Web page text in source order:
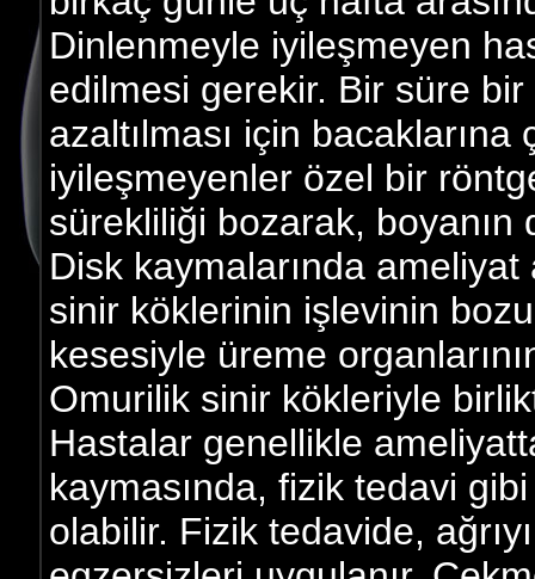
Dinlenmeyle iyileşmeyen
edilmesi gerekir. Bir süre bir
azaltılması için
iyileşmeyenler özel bir
sürekliliği bozarak, boyanın
Disk kaymalarında
sinir köklerinin işlevinin
kesesiyle üreme
Omurilik sinir kökleriyle
Hastalar genellikle
kaymasında, fizik tedavi
olabilir. Fizik tedavide,